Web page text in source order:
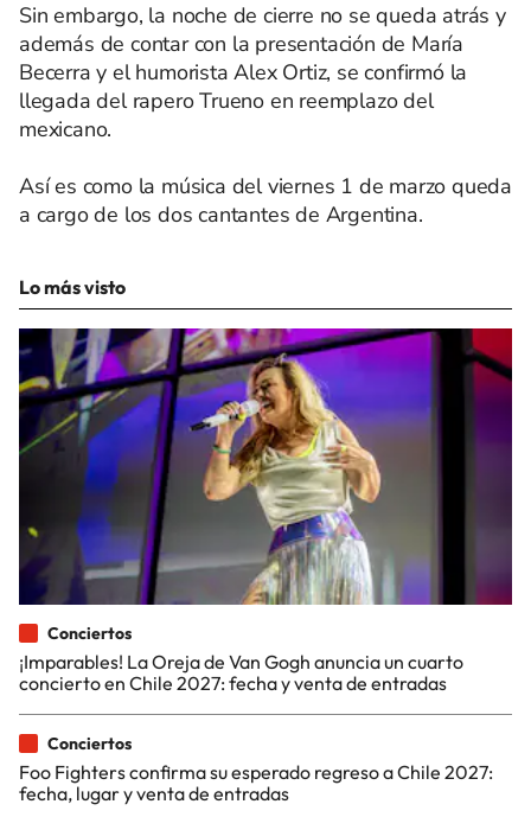
Sin embargo, la noche de cierre no se queda atrás y
además de contar con la presentación de María
Becerra y el humorista Alex Ortiz, se confirmó la
llegada del rapero Trueno en reemplazo del
mexicano.
Así es como la música del viernes 1 de marzo queda
a cargo de los dos cantantes de Argentina.
Lo más visto
Conciertos
¡Imparables! La Oreja de Van Gogh anuncia un cuarto
concierto en Chile 2027: fecha y venta de entradas
Conciertos
Foo Fighters confirma su esperado regreso a Chile 2027:
fecha, lugar y venta de entradas